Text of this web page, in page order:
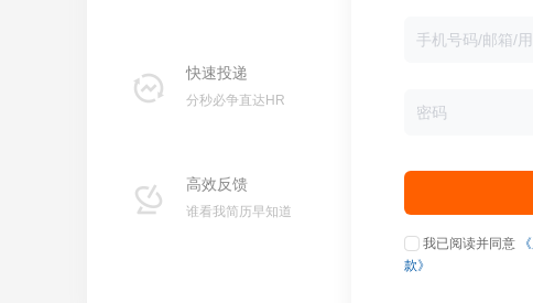
快速投递
分秒必争直达HR
高效反馈
谁看我简历早知道
我已阅读并同意
款》